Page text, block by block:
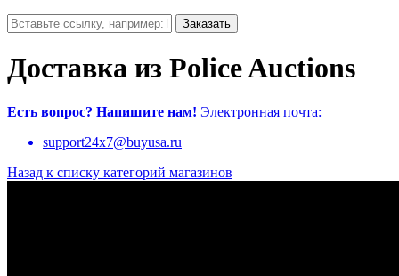
Доставка из Police Auctions
Есть вопрос? Напишите нам! Электронная почта:
support24x7@buyusa.ru
Назад к списку категорий магазинов